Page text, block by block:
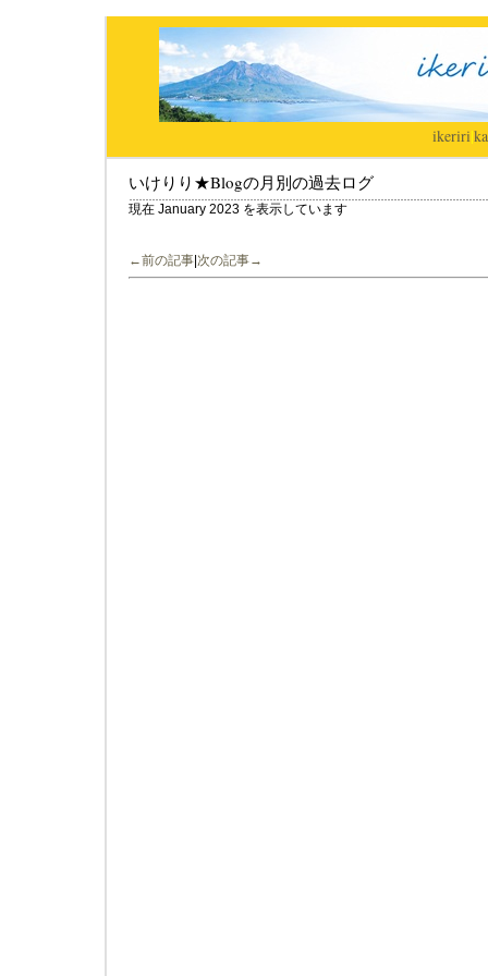
ikeriri|
いけりり★Blogの月別の過去ログ
現在 January 2023 を表示しています
←前の記事 次の記事→